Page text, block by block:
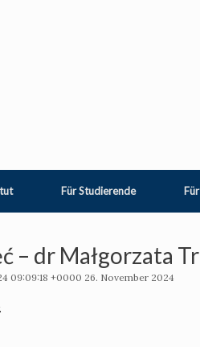
Für Studierende
– dr Małgorzata
09:09:18 +0000 26. November 2024